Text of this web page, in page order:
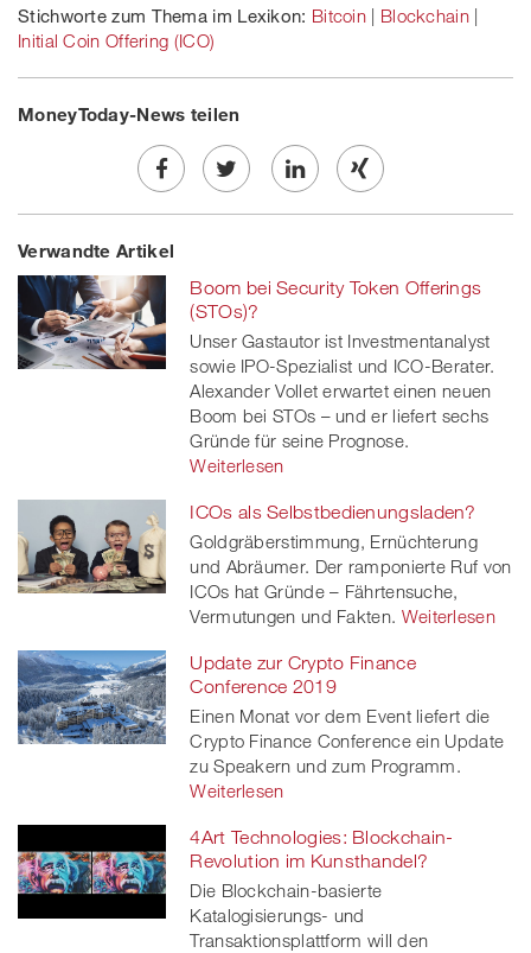
Stichworte zum Thema im Lexikon: Bitcoin | Blockchain|
Initial Coin Offering (ICO)
MoneyToday-News teilen
Share
on
Facebook
Twe
on
twitt
er
Share
linkedin
Share
Xing
Verwandte Artikel
Boom bei Security Token Offerings
(STOs)?
Unser Gastautor ist Investmentanalyst
sowie IPO-Spezialist und ICO-Berater.
Alexander Vollet erwartet einen neuen
Boom bei STOs – und er liefert sechs
Gründe für seine Prognose.
Weiterlesen
ICOs als Selbstbedienungsladen?
Goldgräberstimmung, Ernüchterung
und Abräumer. Der ramponierte Ruf von
ICOs hat Gründe – Fährtensuche,
Vermutungen und Fakten. Weiterlesen
Update zur Crypto Finance
Conference 2019
Einen Monat vor dem Event liefert die
Crypto Finance Conference ein Update
zu Speakern und zum Programm.
Weiterlesen
4Art Technologies: Blockchain-
Revolution im Kunsthandel?
Die Blockchain-basierte
Katalogisierungs- und
Transaktionsplattform will den